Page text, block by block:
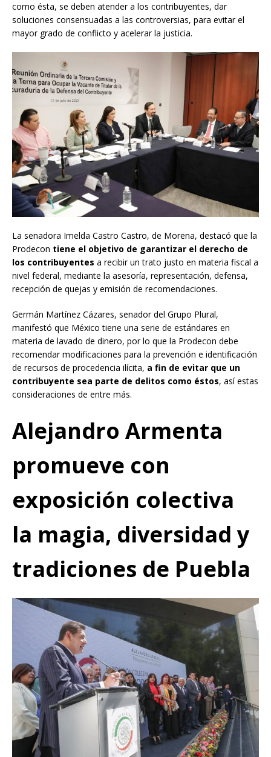
como ésta, se deben atender a los contribuyentes, dar
soluciones consensuadas a las controversias, para evitar el
mayor grado de conflicto y acelerar la justicia.
La senadora Imelda Castro Castro, de Morena, destacó que la
Prodecon tiene el objetivo de garantizar el derecho de
los contribuyentes a recibir un trato justo en materia fiscal a
nivel federal, mediante la asesoría, representación, defensa,
recepción de quejas y emisión de recomendaciones.
Germán Martínez Cázares, senador del Grupo Plural,
manifestó que México tiene una serie de estándares en
materia de lavado de dinero, por lo que la Prodecon debe
recomendar modificaciones para la prevención e identificación
de recursos de procedencia ilícita, a fin de evitar que un
contribuyente sea parte de delitos como éstos, así estas
consideraciones de entre más.
Alejandro Armenta
promueve con
exposición colectiva
la magia, diversidad y
tradiciones de Puebla